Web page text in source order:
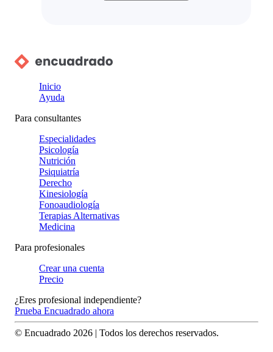
Inicio
Ayuda
Para consultantes
Especialidades
Psicología
Nutrición
Psiquiatría
Derecho
Kinesiología
Fonoaudiología
Terapias Alternativas
Medicina
Para profesionales
Crear una cuenta
Precio
¿Eres profesional independiente?
Prueba Encuadrado ahora
© Encuadrado 2026 | Todos los derechos reservados.